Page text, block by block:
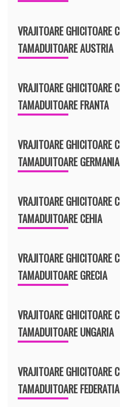
VRAJITOARE GHICITOARE
TAMADUITOARE AUSTRIA
VRAJITOARE GHICITOARE
TAMADUITOARE FRANTA
VRAJITOARE GHICITOARE
TAMADUITOARE GERMANIA
VRAJITOARE GHICITOARE
TAMADUITOARE CEHIA
VRAJITOARE GHICITOARE
TAMADUITOARE GRECIA
VRAJITOARE GHICITOARE
TAMADUITOARE UNGARIA
VRAJITOARE GHICITOARE
TAMADUITOARE